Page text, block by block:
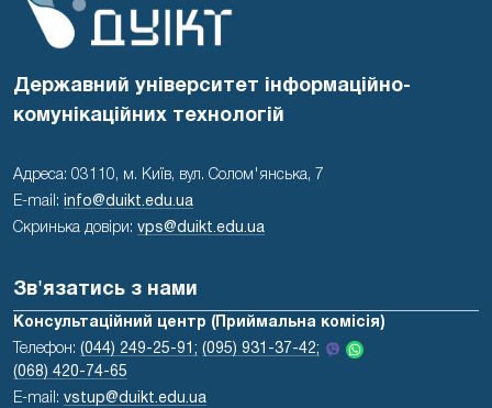
Державний університет інформаційно-
комунікаційних технологій
Адреса: 03110, м. Київ, вул. Солом'янська, 7
E-mail:
info@duikt.edu.ua
Скринька довіри: vps@duikt.edu.ua
Зв'язатись з нами
Консультаційний центр (Приймальна комісія)
Телефон: (044) 249-25-91; (095) 931-37-42;
(068) 420-74-65
E-mail: vstup@duikt.edu.ua